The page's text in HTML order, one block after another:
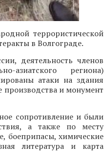
террористической
в Волгограде.
деятельность членов
азиатского региона)
атаки на здания
производства и монумент
сопротивление и были
а также по месту
боеприпасы, химические
литература и карта